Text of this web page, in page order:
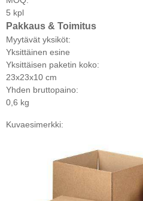
5 kpl
Pakkaus & Toimitus
Myytävät yksiköt:
Yksittäinen esine
Yksittäisen paketin koko:
23x23x10 cm
Yhden bruttopaino:
0,6 kg
Kuvaesimerkki: